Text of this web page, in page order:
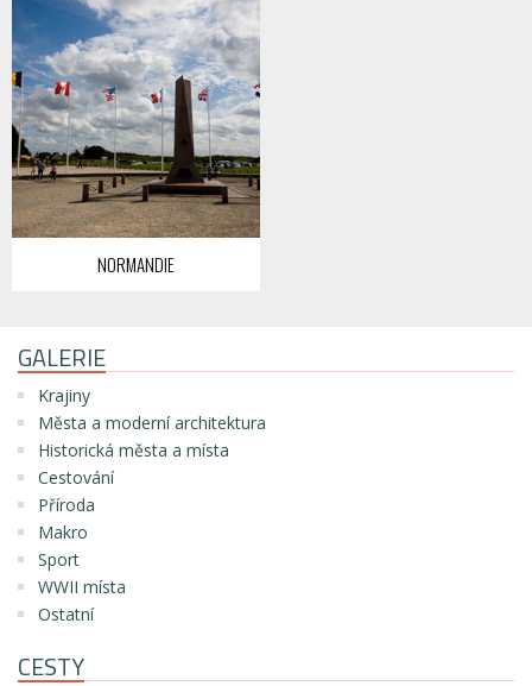
NORMANDIE
GALERIE
Krajiny
Města a moderní architektura
Historická města a místa
Cestování
Příroda
Makro
Sport
WWII místa
Ostatní
CESTY